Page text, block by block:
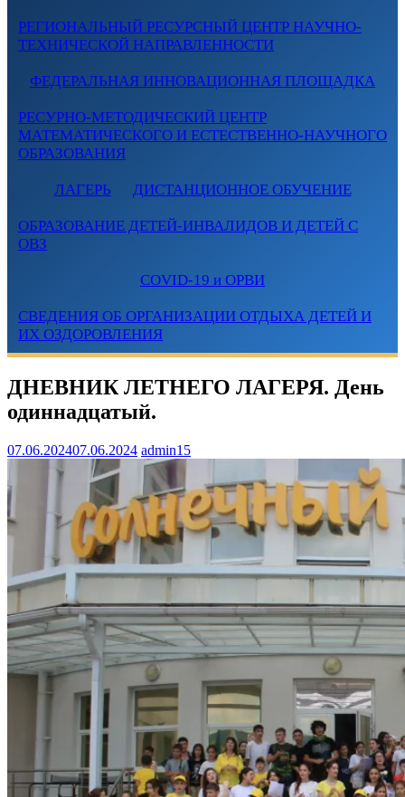
РЕГИОНАЛЬНЫЙ РЕСУРСНЫЙ ЦЕНТР НАУЧНО-
ТЕХНИЧЕСКОЙ НАПРАВЛЕННОСТИ
ФЕДЕРАЛЬНАЯ ИННОВАЦИОННАЯ ПЛОЩАДКА
РЕСУРНО-МЕТОДИЧЕСКИЙ ЦЕНТР
МАТЕМАТИЧЕСКОГО И ЕСТЕСТВЕННО-НАУЧНОГО
ОБРАЗОВАНИЯ
ЛАГЕРЬ ДИСТАНЦИОННОЕ ОБУЧЕНИЕ
ОБРАЗОВАНИЕ ДЕТЕЙ-ИНВАЛИДОВ И ДЕТЕЙ С
ОВЗ
COVID-19 и ОРВИ
СВЕДЕНИЯ ОБ ОРГАНИЗАЦИИ ОТДЫХА ДЕТЕЙ И
ИХ ОЗДОРОВЛЕНИЯ
ДНЕВНИК ЛЕТНЕГО ЛАГЕРЯ. День
одиннадцатый.
07.06.202407.06.2024 admin15